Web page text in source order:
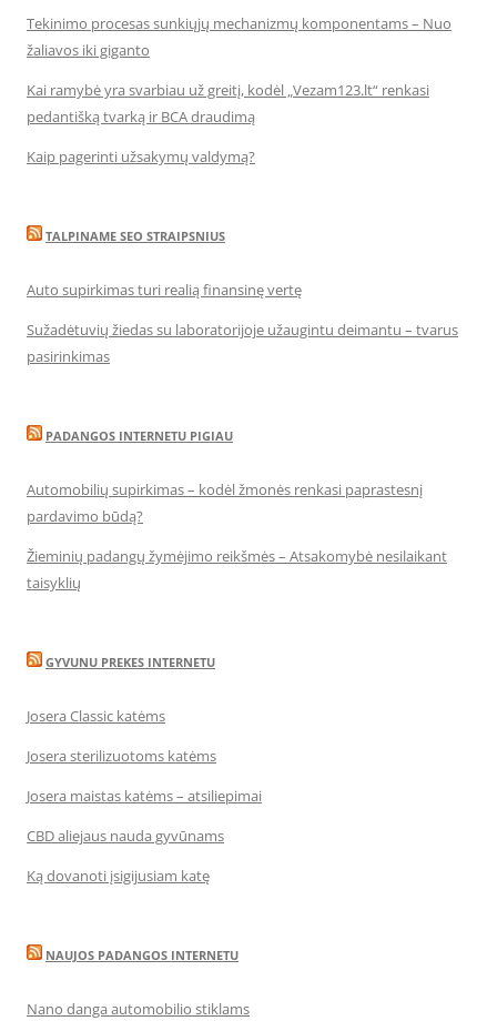
Tekinimo procesas sunkiųjų mechanizmų komponentams – Nuo
žaliavos iki giganto
Kai ramybė yra svarbiau už greitį, kodėl „Vezam123.lt“ renkasi
pedantišką tvarką ir BCA draudimą
Kaip pagerinti užsakymų valdymą?
TALPINAME SEO STRAIPSNIUS
Auto supirkimas turi realią finansinę vertę
Sužadėtuvių žiedas su laboratorijoje užaugintu deimantu – tvarus
pasirinkimas
PADANGOS INTERNETU PIGIAU
Automobilių supirkimas – kodėl žmonės renkasi paprastesnį
pardavimo būdą?
Žieminių padangų žymėjimo reikšmės – Atsakomybė nesilaikant
taisyklių
GYVUNU PREKES INTERNETU
Josera Classic katėms
Josera sterilizuotoms katėms
Josera maistas katėms – atsiliepimai
CBD aliejaus nauda gyvūnams
Ką dovanoti įsigijusiam katę
NAUJOS PADANGOS INTERNETU
Nano danga automobilio stiklams